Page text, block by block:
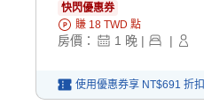
快閃優惠券
賺 18 TWD 點
房價： 1 晚 | |
使用優惠券享 NT$691 折扣